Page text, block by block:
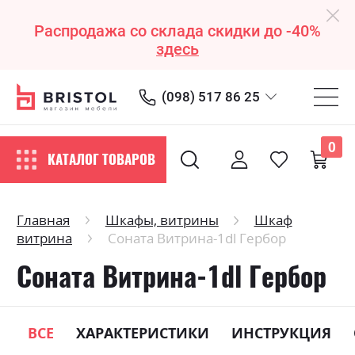
Распродажа со склада скидки до -40%
здесь
(098) 517 86 25
КАТАЛОГ ТОВАРОВ
0
Главная Шкафы, витрины
Шкаф
витрина
Соната Витрина-1dl Гербор
Соната Витрина-1dl Гербор
ВСЕ ХАРАКТЕРИСТИКИ ИНСТРУКЦИЯ